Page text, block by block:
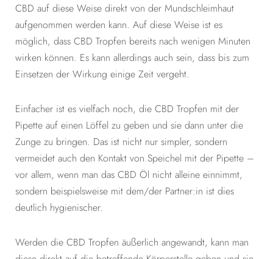
CBD auf diese Weise direkt von der Mundschleimhaut
aufgenommen werden kann. Auf diese Weise ist es
möglich, dass CBD Tropfen bereits nach wenigen Minuten
wirken können. Es kann allerdings auch sein, dass bis zum
Einsetzen der Wirkung einige Zeit vergeht.
Einfacher ist es vielfach noch, die CBD Tropfen mit der
Pipette auf einen Löffel zu geben und sie dann unter die
Zunge zu bringen. Das ist nicht nur simpler, sondern
vermeidet auch den Kontakt von Speichel mit der Pipette –
vor allem, wenn man das CBD Öl nicht alleine einnimmt,
sondern beispielsweise mit dem/der Partner:in ist dies
deutlich hygienischer.
Werden die CBD Tropfen äußerlich angewandt, kann man